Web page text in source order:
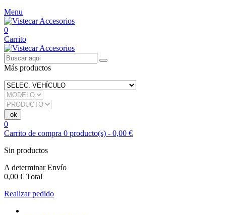
Menu
0
Carrito
Más productos
0
Carrito de compra 0 producto(s) - 0,00 €
Sin productos
A determinarEnvío
0,00 € Total
Realizar pedido